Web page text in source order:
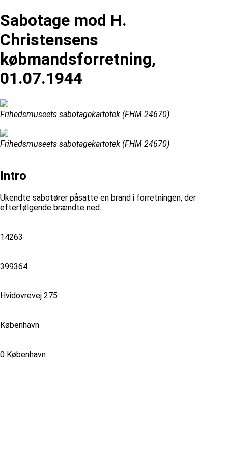
Sabotage mod H.
Christensens
købmandsforretning,
01.07.1944
Frihedsmuseets sabotagekartotek (FHM 24670)
Frihedsmuseets sabotagekartotek (FHM 24670)
Intro
Ukendte sabotører påsatte en brand i forretningen, der
efterfølgende brændte ned.
14263
399364
Hvidovrevej 275
København
0 København